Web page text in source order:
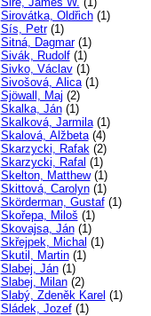
Sirovátka, Oldřich(1)
Sís, Petr(1)
Sitná, Dagmar(1)
Sivák, Rudolf(1)
Sivko, Václav(1)
Sivošová, Alica(1)
Sjöwall, Maj (2)
Skalka, Ján(1)
Skalková, Jarmila(1)
Skalová, Alžbeta(4)
Skarzycki, Rafak(2)
Skarzycki, Rafal (1)
Skelton, Matthew(1)
Skittová, Carolyn(1)
Skörderman, Gustaf(1)
Skořepa, Miloš (1)
Skovajsa, Ján(1)
Skřejpek, Michal (1)
Skutil, Martin(1)
Slabej, Ján(1)
Slabej, Milan(2)
Slabý, Zdeněk Karel (1)
Sládek, Jozef(1)